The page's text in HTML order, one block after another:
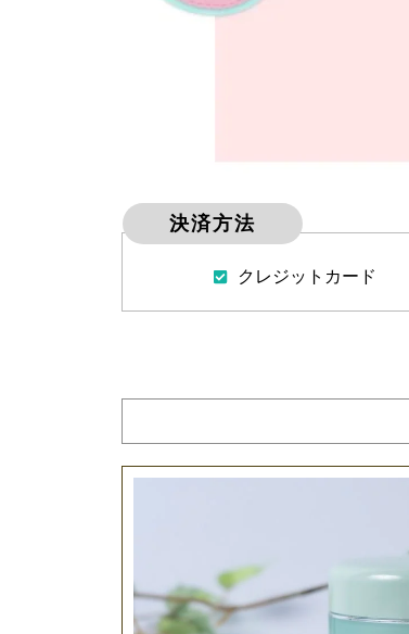
決済方法
クレジットカード